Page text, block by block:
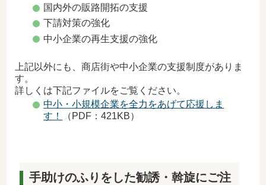
国内外の販路開拓の支援
下請対策の強化
中小企業の再生支援の強化
上記以外にも、商店街や中小企業の支援制度がありま
す。
詳しくは下記ファイルをご覧ください。
中小・小規模企業を全力をあげて応援しま
す！
（PDF：421KB）
手助けのふりをした勧誘・斡旋にご注